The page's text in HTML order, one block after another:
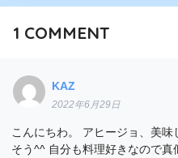
1 COMMENT
KAZ
2022年6月29日
こんにちわ。
アヒージョ、美味
そう^^ 自分も料理好きなので真